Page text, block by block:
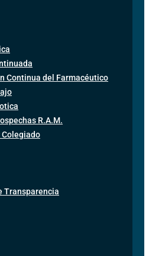
Continua del Farmacéutico
R.A.M.
Colegiado
Transparencia